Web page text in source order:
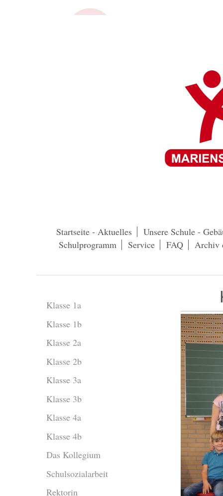
Startseite - Aktuelles
Unsere Schule -
Schulprogramm
Service FAQ Archiv
Klasse 1a
Klasse 1b
Klasse 2a
Klasse 2b
Klasse 3a
Klasse 3b
Klasse 4a
Klasse 4b
Das Kollegium
Schulsozialarbeit
Rektorin